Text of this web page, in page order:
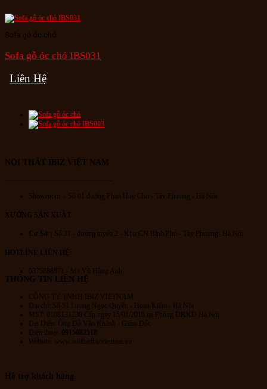
Sofa gỗ óc chó
Sofa gỗ óc chó IBS031
Liên Hệ
NỘI THẤT IBIZ VIỆT NAM
Showroom - Số 01 đường Phan Huy Chú - Tây Phương - Hà Nội
XƯỞNG SẢN XUẤT
Cơ Sở : Số 31 - đường tuyến 2 - Khu CN Bình Phú - Tây Phương- Hà Nội
HOTLINE LIÊN HỆ:
0375888871 - Ms Vũ Hồng Anh
THÔNG TIN LIÊN HỆ
CÔNG TY TNHH IBIZ VIETNAM
Địa chỉ: Số 51 Lương Ngọc Quyến - Hoàn Kiếm - Hà Nội
MST: 0108131230 Cấp ngày 15/01/2018 tại Phòng ĐKKD Hà Nội
Đại Diện: Ông Đỗ Văn Khánh - Giám Đốc
Điện thoại:
0915082518
Website: www.noithatibizvietnam.vn
Hỗ trợ khách hàng